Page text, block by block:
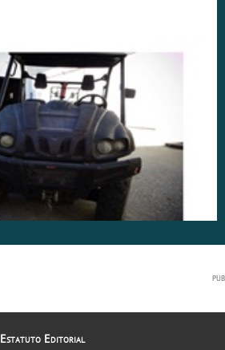
Estatuto Editorial